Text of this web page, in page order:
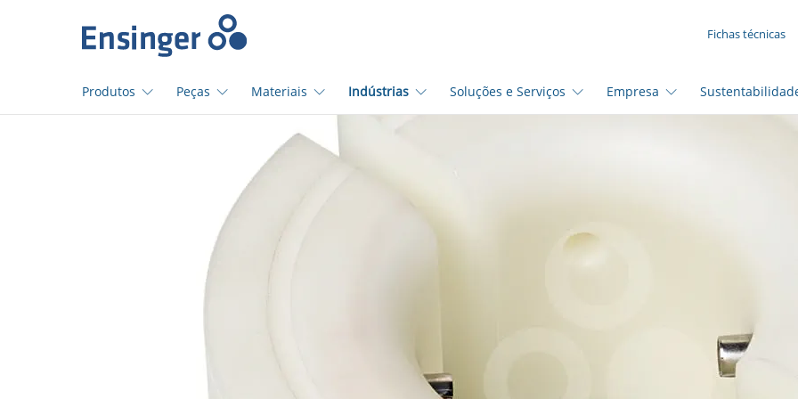
Fichas técnicas
Produtos Peças Materiais Indústrias Soluções e Serviços Empresa